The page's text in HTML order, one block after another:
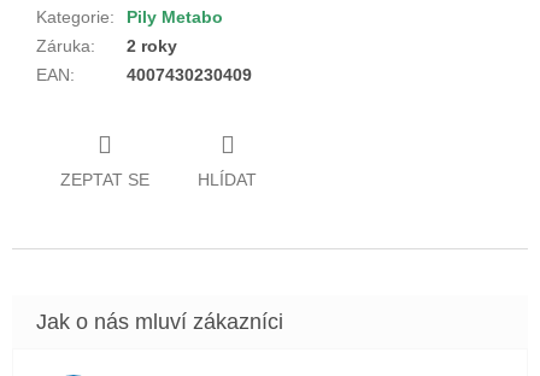
Kategorie:
Pily Metabo
Záruka:
2 roky
EAN: 4007430230409
ZEPTAT SE HLÍDAT